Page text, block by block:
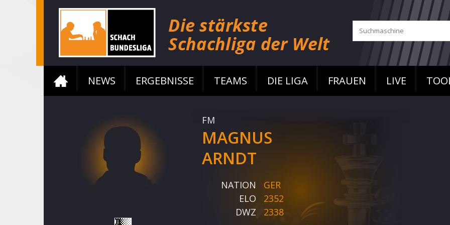
NEWS ERGEBNISSE TEAMS DIE LIGA FRAUEN LIVE
FM
MAGNUS
ARNDT
NATION
GER
ELO
2352
DWZ
2338